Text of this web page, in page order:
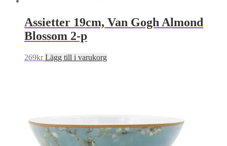
Assietter 19cm, Van Gogh Almond
Blossom 2-p
269kr Lägg till i varukorg